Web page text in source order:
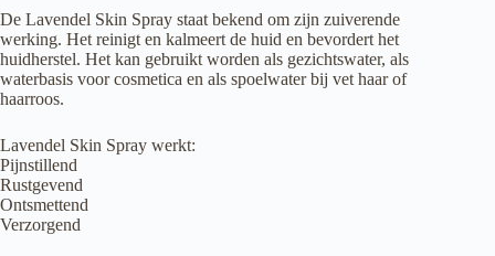
tot
€ 23,50
De Lavendel Skin Spray staat bekend om zijn zuiverende
werking. Het reinigt en kalmeert de huid en bevordert het
huidherstel. Het kan gebruikt worden als gezichtswater, als
waterbasis voor cosmetica en als spoelwater bij vet haar of
haarroos.
Lavendel Skin Spray werkt:
Pijnstillend
Rustgevend
Ontsmettend
Verzorgend